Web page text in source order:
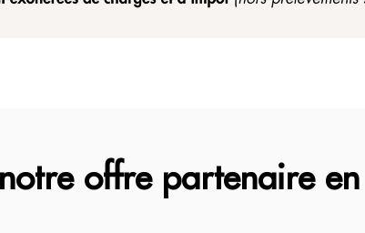
offre partenaire